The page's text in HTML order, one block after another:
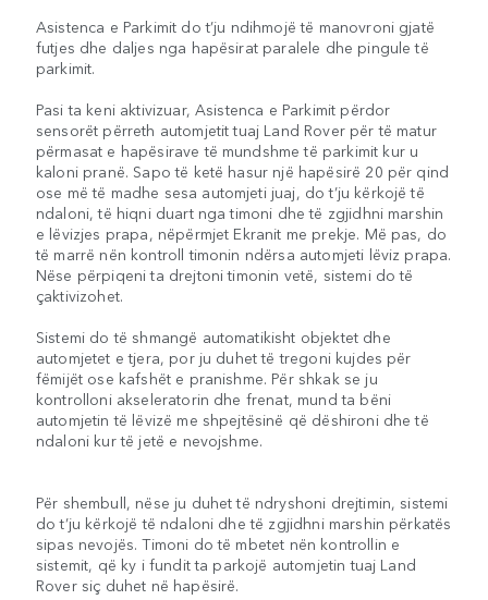
Asistenca e Parkimit do t’ju ndihmojë të manovroni gjatë
futjes dhe daljes nga hapësirat paralele dhe pingule të
parkimit.
Pasi ta keni aktivizuar, Asistenca e Parkimit përdor
sensorët përreth automjetit tuaj Land Rover për të matur
përmasat e hapësirave të mundshme të parkimit kur u
kaloni pranë. Sapo të ketë hasur një hapësirë 20 për qind
ose më të madhe sesa automjeti juaj, do t’ju kërkojë të
ndaloni, të hiqni duart nga timoni dhe të zgjidhni marshin
e lëvizjes prapa, nëpërmjet Ekranit me prekje. Më pas, do
të marrë nën kontroll timonin ndërsa automjeti lëviz prapa.
Nëse përpiqeni ta drejtoni timonin vetë, sistemi do të
çaktivizohet.
Sistemi do të shmangë automatikisht objektet dhe
automjetet e tjera, por ju duhet të tregoni kujdes për
fëmijët ose kafshët e pranishme. Për shkak se ju
kontrolloni akseleratorin dhe frenat, mund ta bëni
automjetin të lëvizë me shpejtësinë që dëshironi dhe të
ndaloni kur të jetë e nevojshme.
Për shembull, nëse ju duhet të ndryshoni drejtimin, sistemi
do t’ju kërkojë të ndaloni dhe të zgjidhni marshin përkatës
sipas nevojës. Timoni do të mbetet nën kontrollin e
sistemit, që ky i fundit ta parkojë automjetin tuaj Land
Rover siç duhet në hapësirë.